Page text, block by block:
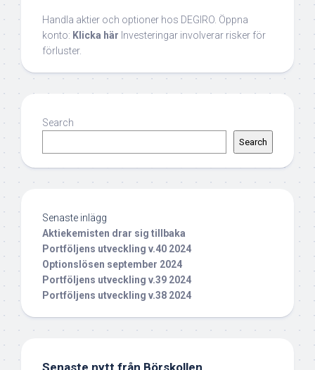
Handla aktier och optioner hos DEGIRO. Öppna
konto: Klicka här Investeringar involverar risker för
förluster.
Search
Search
Senaste inlägg
Aktiekemisten drar sig tillbaka
Portföljens utveckling v.40 2024
Optionslösen september 2024
Portföljens utveckling v.39 2024
Portföljens utveckling v.38 2024
Senaste nytt från Börskollen